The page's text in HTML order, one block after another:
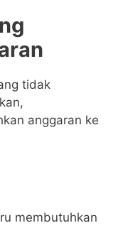
tidak
anggaran ke
membutuhkan